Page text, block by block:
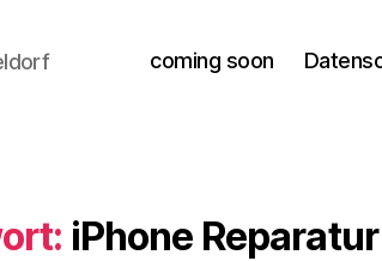
coming soon
iPhone Reparatur